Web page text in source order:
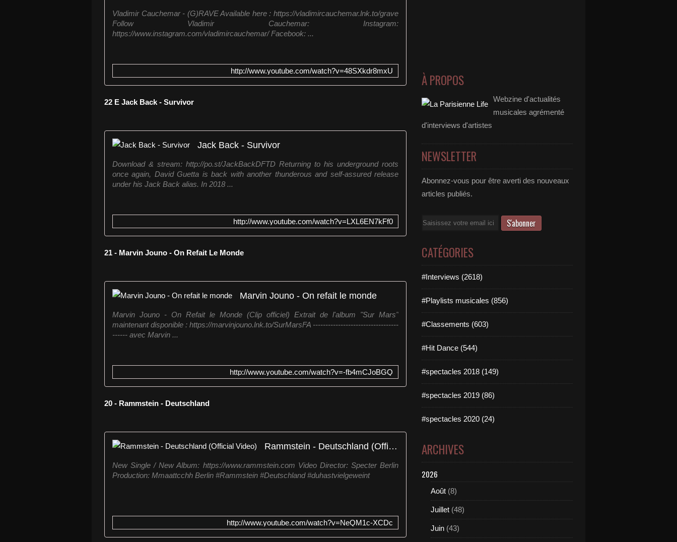
Vladimir Cauchemar - (G)RAVE Available here : https://vladimircauchemar.lnk.to/grave
Follow Vladimir Cauchemar: Instagram:
https://www.instagram.com/vladimircauchemar/ Facebook: ...
http://www.youtube.com/watch?v=48SXkdr8mxU
22 E Jack Back - Survivor
Jack Back - Survivor
Download & stream: http://po.st/JackBackDFTD Returning to his underground roots
once again, David Guetta is back with another thunderous and self-assured release
under his Jack Back alias. In 2018 ...
http://www.youtube.com/watch?v=LXL6EN7kFf0
21 - Marvin Jouno - On Refait Le Monde
Marvin Jouno - On refait le monde
Marvin Jouno - On Refait le Monde (Clip officiel) Extrait de l'album "Sur Mars"
maintenant disponible : https://marvinjouno.lnk.to/SurMarsFA ----------------------------------
------ avec Marvin ...
http://www.youtube.com/watch?v=-fb4mCJoBGQ
20 - Rammstein - Deutschland
Rammstein - Deutschland (Official Video)
New Single / New Album: https://www.rammstein.com Video Director: Specter Berlin
Production: Mmaattcchh Berlin #Rammstein #Deutschland #duhastvielgeweint
http://www.youtube.com/watch?v=NeQM1c-XCDc
À PROPOS
Webzine d'actualités
musicales agrémenté
d'interviews d'artistes
NEWSLETTER
Abonnez-vous pour être averti des nouveaux
articles publiés.
Email
CATÉGORIES
#Interviews (2618)
#Playlists musicales (856)
#Classements (603)
#Hit Dance (544)
#spectacles 2018 (149)
#spectacles 2019 (86)
#spectacles 2020 (24)
ARCHIVES
2026
Août (8)
Juillet (48)
Juin (43)